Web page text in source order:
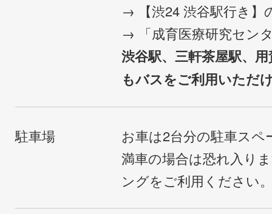
→ 【渋24 渋谷駅行き】
→ 「成育医療研究セン
渋谷駅、三軒茶屋駅、
もバスをご利用いただ
駐車場
お車は2台分の駐車ス
満車の場合は恐れ入り
ングをご利用ください